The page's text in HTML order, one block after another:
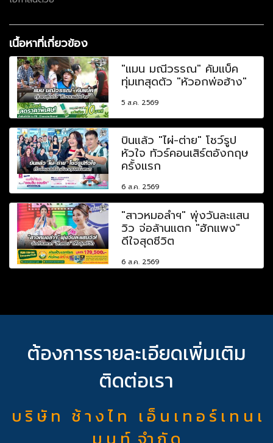
เนื้อหาที่เกี่ยวข้อง
"แมน มณีวรรณ" คัมแบ็ค
ทุ่มเทสุดตัว "หัวอกพ่อฮ้าง"
5 ส.ค. 2569
บินแล้ว "ไผ่-ต่าย" โชว์รูป
หัวใจ ทัวร์คอนเสิร์ตอังกฤษ
ครั้งแรก
6 ส.ค. 2569
"สาวหมอลำฯ" พุ่งวันละแสน
วิว จ่อล้านแตก "ฮักแพง"
ดีใจสุดชีวิต
6 ส.ค. 2569
ต้องการรายละเอียดเพิ่มเติม
ติดต่อเรา
บ ริ ษั ท ช้ า ง ไ ท เ อ็ น เ ท อ ร์ เ ท น เ
ม น ท์ จำ กั ด